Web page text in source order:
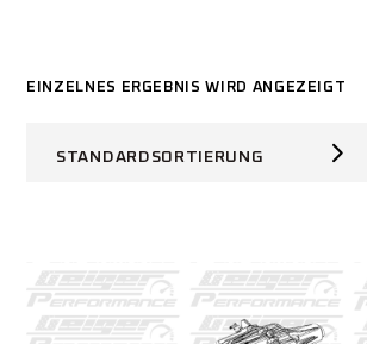
EINZELNES ERGEBNIS WIRD ANGEZEIGT
STANDARDSORTIERUNG